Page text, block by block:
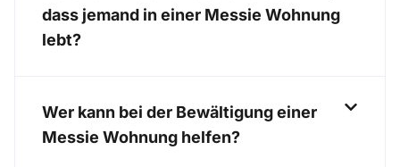
dass jemand in einer Messie Wohnung
lebt?
Wer kann bei der Bewältigung einer
Messie Wohnung helfen?